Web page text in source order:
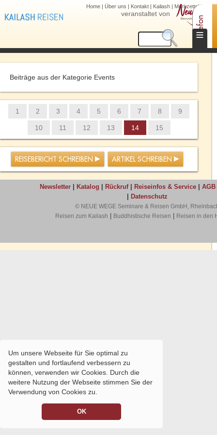
Um unsere Webseite für Sie optimal zu
gestalten und fortlaufend verbessern zu
können, verwenden wir Cookies. Durch die
weitere Nutzung der Webseite stimmen Sie der
Verwendung von Cookies zu.
OK
veranstaltet von
Home | Über uns | Kontakt | Kailash | Merkzettel (0)
≡
Beiträge aus der Kategorie Events
1 2 3 4 5 6 7 8 9
10 11 12 13 14 15
REISEBERICHT SCHREIBEN ARTIKEL SCHREIBEN
Telefon
Newsletter| Katalog Rückruf| Reiseinfos & Service| AGB
Datenschutz
© NEUE WEGE Seminare & Reisen GmbH,
Reisen zum Kailash
Buddhistische Reisen Reisen in den